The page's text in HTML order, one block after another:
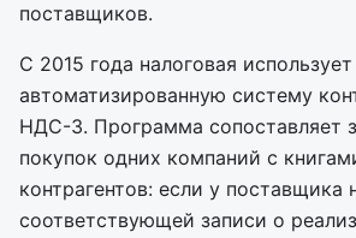
поставщиков.
С 2015 года налоговая использует
автоматизированную систему
НДС-3. Программа сопоставляет
покупок одних компаний с
контрагентов: если у поставщика
соответствующей записи о